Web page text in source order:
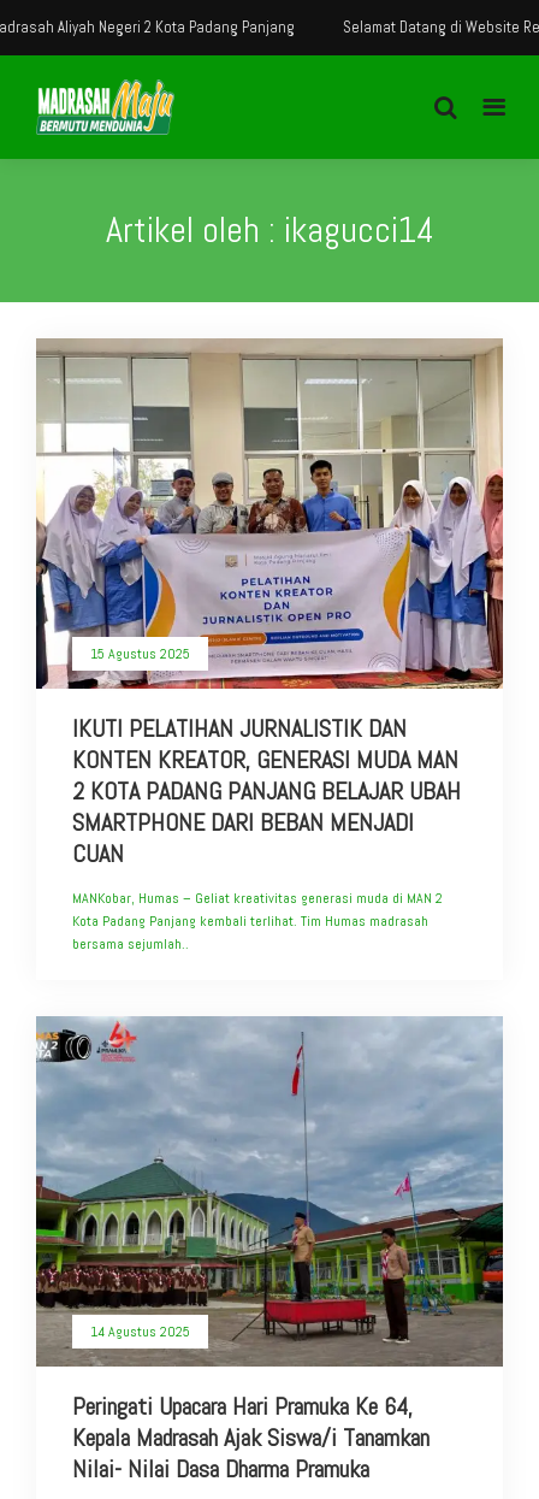
Negeri 2 Kota Padang Panjang Selamat Datang di Website Resmi
Artikel oleh : ikagucci14
15 Agustus 2025
IKUTI PELATIHAN JURNALISTIK DAN
KONTEN KREATOR, GENERASI MUDA MAN
2 KOTA PADANG PANJANG BELAJAR UBAH
SMARTPHONE DARI BEBAN MENJADI
CUAN
MANKobar, Humas – Geliat kreativitas generasi muda di MAN 2
Kota Padang Panjang kembali terlihat. Tim Humas madrasah
bersama sejumlah..
14 Agustus 2025
Peringati Upacara Hari Pramuka Ke 64,
Kepala Madrasah Ajak Siswa/i Tanamkan
Nilai- Nilai Dasa Dharma Pramuka